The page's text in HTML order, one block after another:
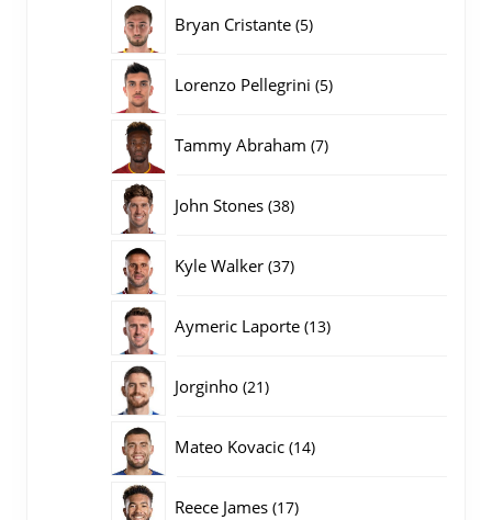
Bryan Cristante 55
Lorenzo Pellegrini 55
Tammy Abraham 77
John Stones 3838
Kyle Walker 3737
Aymeric Laporte 1313
Jorginho 2121
Mateo Kovacic 1414
Reece James 1717